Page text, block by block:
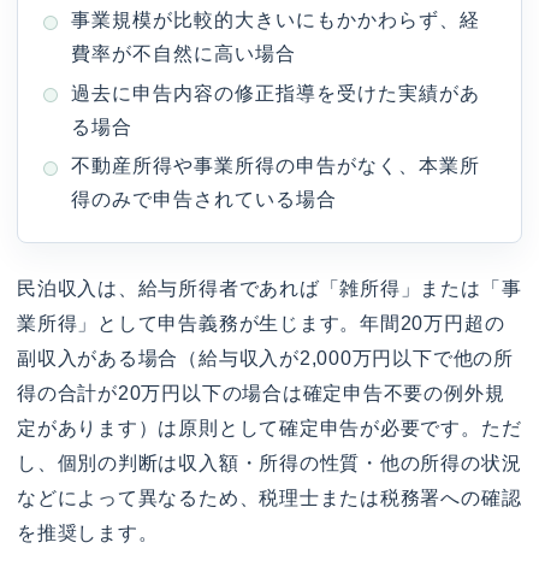
事業規模が比較的大きいにもかかわらず、経
費率が不自然に高い場合
過去に申告内容の修正指導を受けた実績があ
る場合
不動産所得や事業所得の申告がなく、本業所
得のみで申告されている場合
民泊収入は、給与所得者であれば「雑所得」または「事
業所得」として申告義務が生じます。年間20万円超の
副収入がある場合（給与収入が2,000万円以下で他の所
得の合計が20万円以下の場合は確定申告不要の例外規
定があります）は原則として確定申告が必要です。ただ
し、個別の判断は収入額・所得の性質・他の所得の状況
などによって異なるため、税理士または税務署への確認
を推奨します。